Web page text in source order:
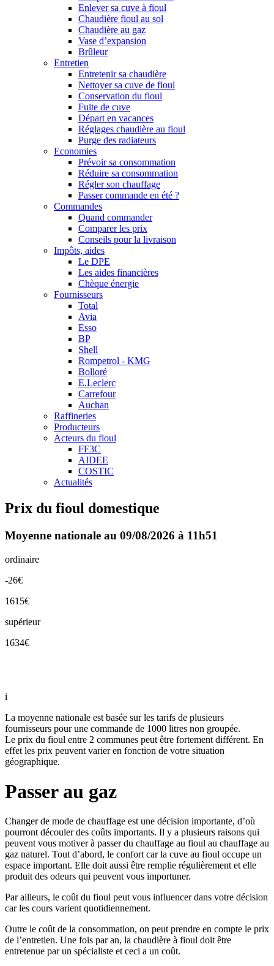
Enlever sa cuve à fioul
Chaudière fioul au sol
Chaudière au gaz
Vase d’expansion
Brûleur
Entretien
Entretenir sa chaudière
Nettoyer sa cuve de fioul
Conservation du fioul
Fuite de cuve
Départ en vacances
Réglages chaudière au fioul
Purge des radiateurs
Economies
Prévoir sa consommation
Réduire sa consommation
Régler son chauffage
Passer commande en été ?
Commandes
Quand commander
Comparer les prix
Conseils pour la livraison
Impôts, aides
Le DPE
Les aides financières
Chèque énergie
Fournisseurs
Total
Avia
Esso
BP
Shell
Rompetrol - KMG
Bolloré
E.Leclerc
Carrefour
Auchan
Raffineries
Producteurs
Acteurs du fioul
FF3C
AIDEE
COSTIC
Actualités
Prix du fioul domestique
Moyenne nationale au 09/08/2026 à 11h51
ordinaire
-26€
1615€
supérieur
1634€
i
La moyenne nationale est basée sur les tarifs de plusieurs
fournisseurs pour une commande de 1000 litres non groupée.
Le prix du fioul entre 2 communes peut être fortement différent. En
effet les prix peuvent varier en fonction de votre situation
géographique.
Passer au gaz
Changer de mode de chauffage est une décision importante, d’où
pourront découler des coûts importants. Il y a plusieurs raisons qui
peuvent vous motiver à passer du chauffage au fioul au chauffage au
gaz naturel. Tout d’abord, le confort car la cuve au fioul occupe un
espace important. Elle doit aussi être remplie régulièrement et elle
produit des odeurs qui peuvent vous importuner.
Par ailleurs, le coût du fioul peut vous influencer dans votre décision
car les cours varient quotidiennement.
Outre le coût de la consommation, on peut prendre en compte le prix
de l’entretien. Une fois par an, la chaudière à fioul doit être
entretenue par un spécialiste et ceci a un coût.